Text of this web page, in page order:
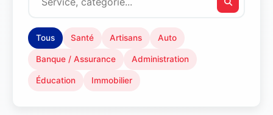
Tous Santé Artisans Auto
Banque / Assurance Administration
Éducation Immobilier